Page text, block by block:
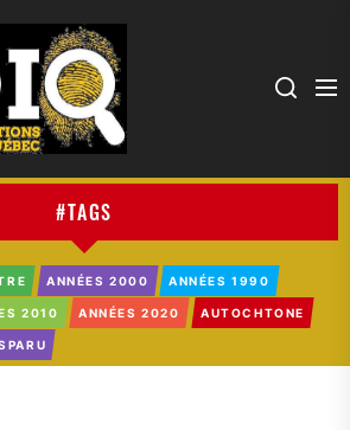
#TAGS
ANNÉES 2000 ANNÉES 1990
2010 ANNÉES 2020 AUTOCHTONE